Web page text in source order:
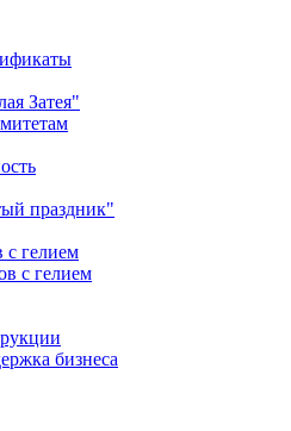
Затея"
праздник"
с гелием
с гелием
бизнеса